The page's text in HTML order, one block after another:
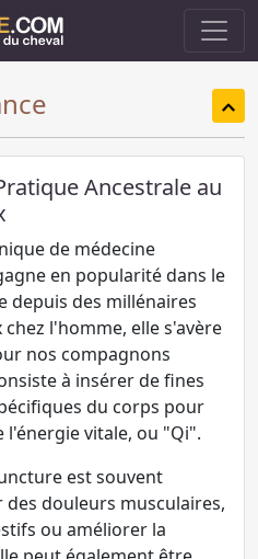
Ancestrale au
de médecine
en popularité dans le
depuis des millénaires
l'homme, elle s'avère
nos compagnons
à insérer de fines
du corps pour
vitale, ou "Qi".
est souvent
douleurs musculaires,
ou améliorer la